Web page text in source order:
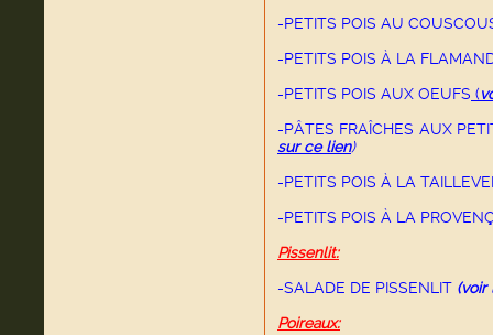
-PETITS POIS AU
-PETITS POIS À LA
-PETITS POIS AUX OEUFS (
-PÂTES FRAÎCHES AUX
sur ce lien)
-PETITS POIS À LA
-PETITS POIS À LA
Pissenlit:
-SALADE DE PISSENLIT (voir
Poireaux: